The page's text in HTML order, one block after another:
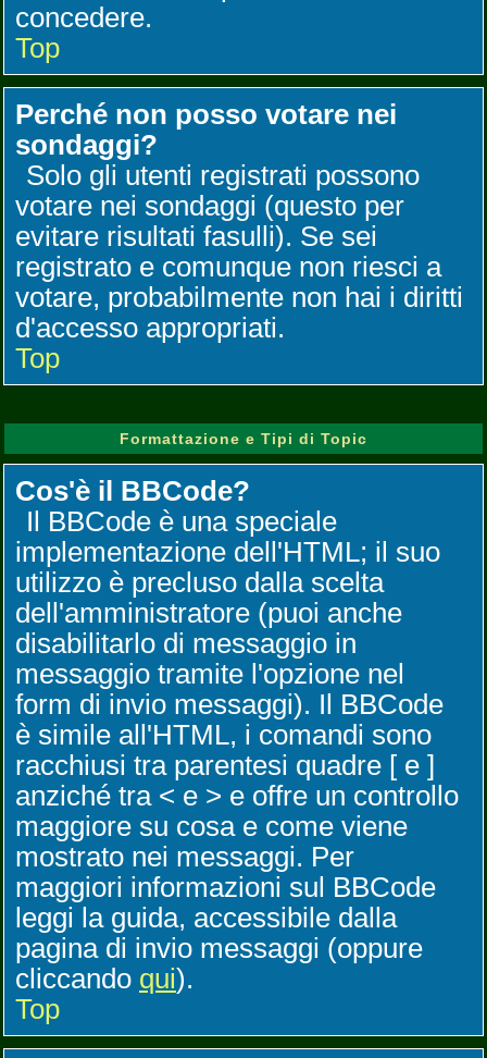
concedere.
Top
Perché non posso votare nei
sondaggi?
Solo gli utenti registrati possono
votare nei sondaggi (questo per
evitare risultati fasulli). Se sei
registrato e comunque non riesci a
votare, probabilmente non hai i diritti
d'accesso appropriati.
Top
Formattazione e Tipi di Topic
Cos'è il BBCode?
Il BBCode è una speciale
implementazione dell'HTML; il suo
utilizzo è precluso dalla scelta
dell'amministratore (puoi anche
disabilitarlo di messaggio in
messaggio tramite l'opzione nel
form di invio messaggi). Il BBCode
è simile all'HTML, i comandi sono
racchiusi tra parentesi quadre [ e ]
anziché tra < e > e offre un controllo
maggiore su cosa e come viene
mostrato nei messaggi. Per
maggiori informazioni sul BBCode
leggi la guida, accessibile dalla
pagina di invio messaggi (oppure
cliccando qui).
Top